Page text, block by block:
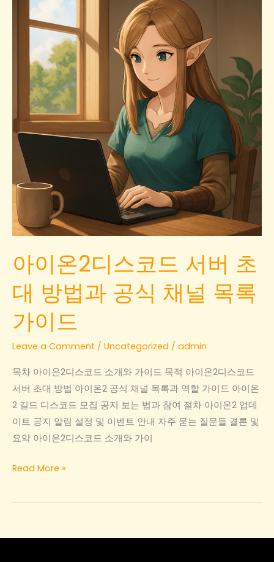
아이온2디스코드 서버 초
대 방법과 공식 채널 목록
가이드
Leave a Comment / Uncategorized / admin
목차 아이온2디스코드 소개와 가이드 목적 아이온2디스코드
서버 초대 방법 아이온2 공식 채널 목록과 역할 가이드 아이온
2 길드 디스코드 모집 공지 보는 법과 참여 절차 아이온2 업데
이트 공지 알림 설정 및 이벤트 안내 자주 묻는 질문들 결론 및
요약 아이온2디스코드 소개와 가이
아
온
Read More »